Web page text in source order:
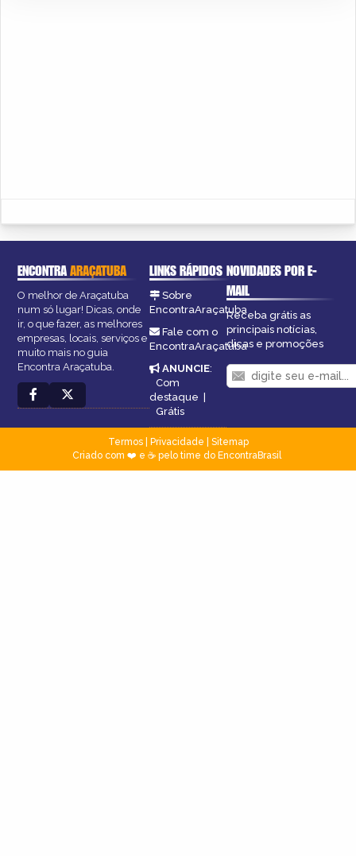
ENCONTRAARAÇATUBA
O melhor de Araçatuba
num só lugar! Dicas, onde
ir, o que fazer, as melhores
empresas, locais, serviços e
muito mais no guia
Encontra Araçatuba.
LINKS RÁPIDOS
Sobre
EncontraAraçatuba
Fale com o
EncontraAraçatuba
ANUNCIE:
Com
destaque |
Grátis
NOVIDADES POR E-
MAIL
Receba grátis as
principais notícias,
dicas e promoções
Termos| Privacidade
Sitemap
Criado com ❤️ e ☕ pelo time do EncontraBrasil